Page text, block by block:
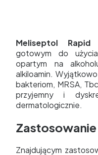
Meliseptol Rapid
gotowym do
opartym na
alkiloamin.
bakteriom, MRSA,
przyjemny i
dermatologicznie.
Zastosowanie
Znajdującym